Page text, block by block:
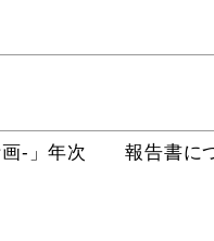
公共交通・
画-」年次 報告書に